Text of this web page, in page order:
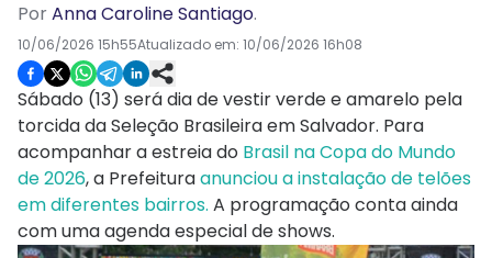
PorAnna Caroline Santiago.
10/06/2026 15h55Atualizado em: 10/06/2026 16h08
Sábado (13) será dia de vestir verde e amarelo pela
torcida da Seleção Brasileira em Salvador. Para
acompanhar a estreia do Brasil na Copa do Mundo
de 2026, a Prefeituraanunciou a instalação de telões
em diferentes bairros. A programação conta ainda
com uma agenda especial de shows.